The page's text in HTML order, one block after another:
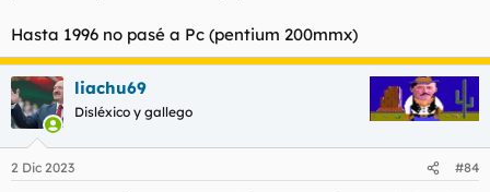
Hasta 1996 no pasé a Pc (pentium 200mmx)
liachu69
Disléxico y gallego
2 Dic 2023 #84